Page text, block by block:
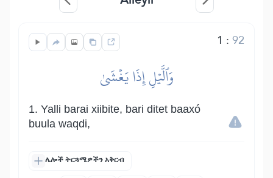
1 :92
وَٱلَّيۡلِ إِذَا يَغۡشَىٰ
1. Yalli barai xiibite, bari ditet baaxó
buula waqdi,
ሌሎች ትርጓሜዎችን አቅርብ